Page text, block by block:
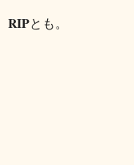
RIPとも。